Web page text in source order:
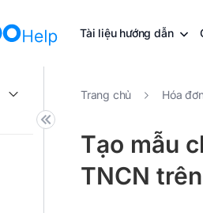
Tài liệu hướng dẫn
Trang chủ Hóa
Tạo mẫu
TNCN